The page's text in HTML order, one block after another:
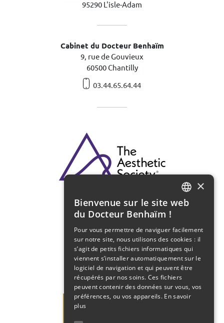
95290 L'isle-Adam
Cabinet du Docteur Benhaïm
9, rue de Gouvieux
60500 Chantilly
03.44.65.64.44
FRENCH
×
Bienvenue sur le site web
du Docteur Benhaïm !
Pour vous permettre de naviguer facilement
sur notre site, nous utilisons des cookies : il
s’agit de petits fichiers informatiques qui
viennent s’installer automatiquement sur le
logiciel de navigation et qui peuvent être
récupérés par nos soins. Ces fichiers
peuvent contenir des données sur vous, vos
préférences, ou vos appareils. En savoir
plus